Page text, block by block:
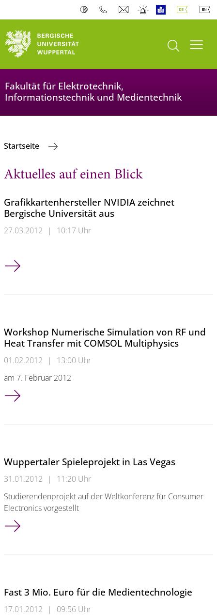
Suche öffnen
Fakultät für Elektrotechnik,
Informationstechnik und Medientechnik
Startseite
Aktuelles auf einen Blick
Grafikkartenhersteller NVIDIA zeichnet
Bergische Universität aus
27.03.2012 | 10:17 Uhr
Grafikkartenhersteller NVIDIA zeichnet Bergische Universität
Workshop Numerische Simulation von RF und
Heat Transfer mit COMSOL Multiphysics
01.02.2012 |
13:00 Uhr
am 7. Februar 2012
Workshop Numerische Simulation von RF und Heat Transfer
Wuppertaler Spieleprojekt in Las Vegas
31.01.2012 |
11:20 Uhr
Studierendenprojekt auf der Weltkonferenz für Consumer
Electronics vorgestellt
Wuppertaler Spieleprojekt in Las Vegas
Fast 3 Mio. Euro für die Medientechnologie
17.01.2012 |
09:56 Uhr